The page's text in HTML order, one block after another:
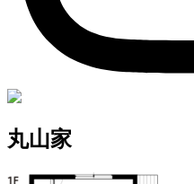
丸山家